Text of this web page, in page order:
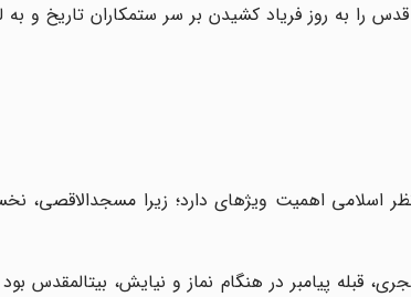
را به روز فریاد کشیدن بر سر ستم‏کاران تاریخ و
اسلامی اهمیت ویژه‏ای دارد؛ زیرا مسجدالاقصی،
قبله پیامبر در هنگام نماز و نیایش،